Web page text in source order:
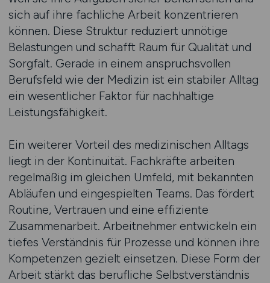
sich auf ihre fachliche Arbeit konzentrieren
können. Diese Struktur reduziert unnötige
Belastungen und schafft Raum für Qualität und
Sorgfalt. Gerade in einem anspruchsvollen
Berufsfeld wie der Medizin ist ein stabiler Alltag
ein wesentlicher Faktor für nachhaltige
Leistungsfähigkeit.
Ein weiterer Vorteil des medizinischen Alltags
liegt in der Kontinuität. Fachkräfte arbeiten
regelmäßig im gleichen Umfeld, mit bekannten
Abläufen und eingespielten Teams. Das fördert
Routine, Vertrauen und eine effiziente
Zusammenarbeit. Arbeitnehmer entwickeln ein
tiefes Verständnis für Prozesse und können ihre
Kompetenzen gezielt einsetzen. Diese Form der
Arbeit stärkt das berufliche Selbstverständnis